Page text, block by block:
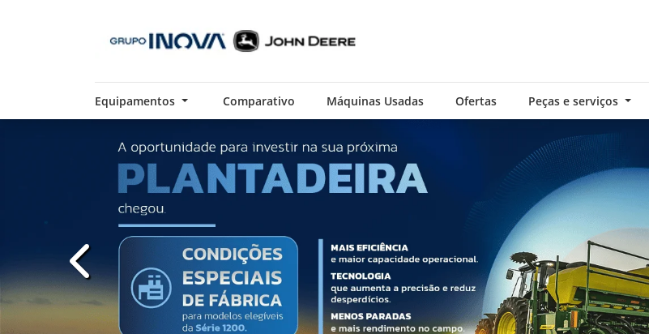
Equipamentos Comparativo Máquinas Usadas Ofertas Peças e serviços
templates.template-01.components.carousel.texts.control_prev